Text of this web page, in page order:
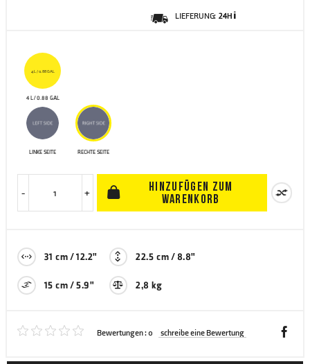
LIEFERUNG: 24H ℹ
4 L / 0.88 GAL
4 L / 0.88 GAL
LINKE SEITE RECHTE SEITE
- +
HINZUFÜGEN ZUM
WARENKORB
31 cm / 12.2" 22.5 cm / 8.8"
15 cm / 5.9" 2,8 kg
Bewertungen :0 schreibe eine Bewertung